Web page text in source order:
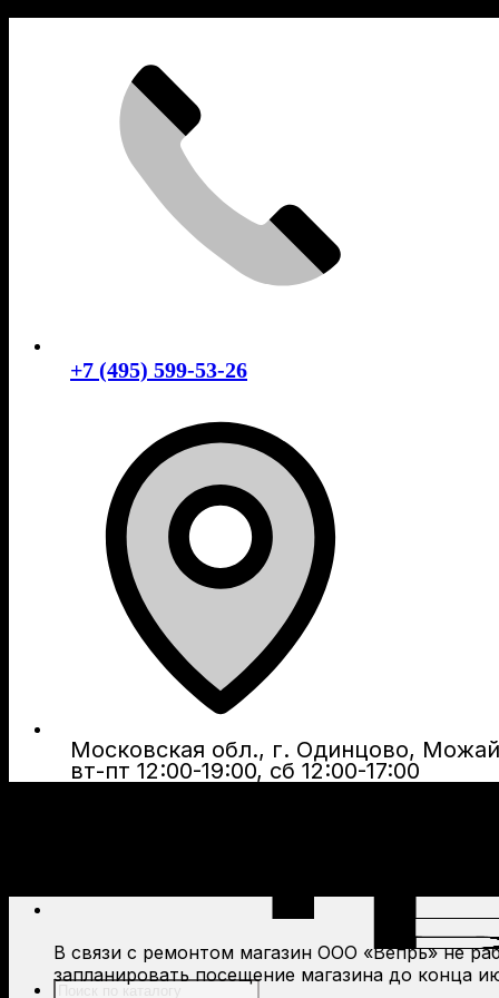
+7 (495) 599-53-26
Московская обл., г. Одинцово,
вт-пт 12:00-19:00, сб 12:00-17:00
Поиск
В связи с ремонтом магазин ООО «Вепрь» не
запланировать посещение магазина до конца